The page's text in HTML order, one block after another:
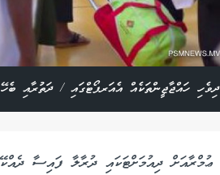
ދިވެހި ހައްޖާޖީންތަކެއް އެއަރޕޯޓްގައި / ދަތުރާއި
ޢުމްރާއަށް ދިއުމަށްޓަކައި ދުރާލާ ފައިސާ